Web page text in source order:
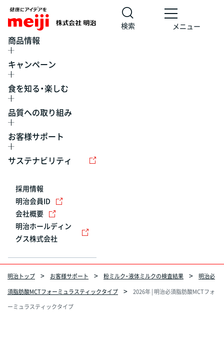
検索 メニュー
商品情報
キャンペーン
食を知る・楽しむ
品質への取り組み
お客様サポート
サステナビリティ
採用情報
明治会員ID
会社概要
明治ホールディン
グス株式会社
明治トップ お客様サポート 粉ミルク・液体ミルクの検査結果
明治必
須脂肪酸MCTフォーミュラスティックタイプ
2026年 | 明治必須脂肪酸MCTフォ
ーミュラスティックタイプ